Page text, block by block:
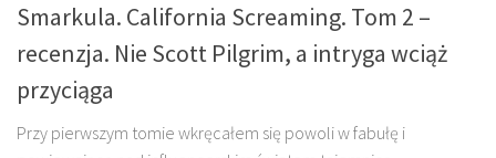
Smarkula. California Screaming. Tom 2 –
recenzja. Nie Scott Pilgrim, a intryga wciąż
przyciąga
Przy pierwszym tomie wkręcałem się powoli w fabułę i